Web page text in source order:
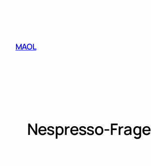
MAOL
Nespresso-Frage